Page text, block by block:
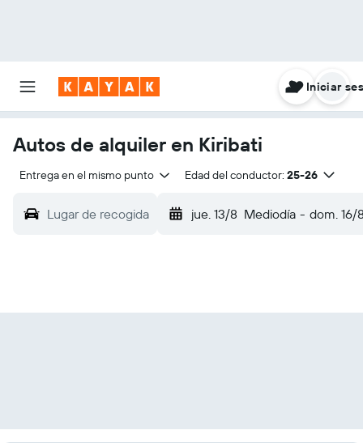
Iniciar
Autos de alquiler en Kiribati
Entrega en el mismo punto Edad del conductor: 25-26
Lugar de recogida jue. 13/8 Mediodía - dom. 16/